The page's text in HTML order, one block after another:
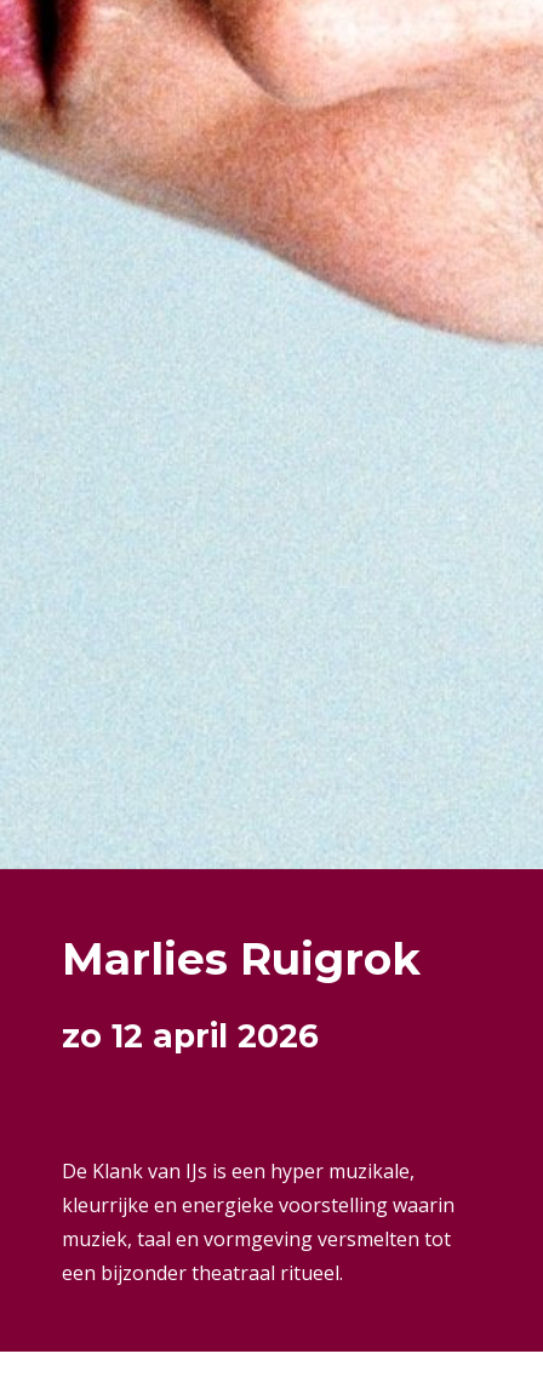
Marlies Ruigrok
zo 12 april 2026
De Klank van IJs is een hyper muzikale,
kleurrijke en energieke voorstelling waarin
muziek, taal en vormgeving versmelten tot
een bijzonder theatraal ritueel.